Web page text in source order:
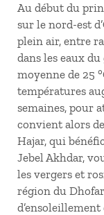
Au début du
sur le nord-est
plein air, entre
dans les eaux
moyenne de 25
températures
semaines, pour
convient alors
Hajar, qui
Jebel Akhdar,
les vergers et
région du